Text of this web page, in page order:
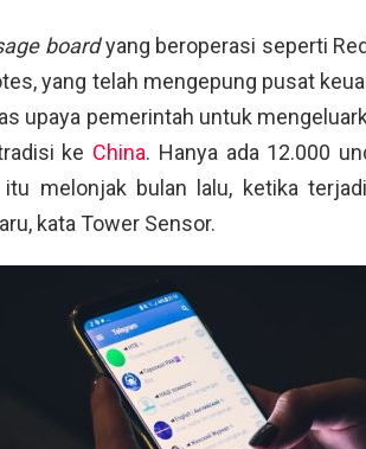
boardyang beroperasi seperti
yang telah mengepung pusat
upaya pemerintah untuk
ke China. Hanya ada 12.000
melonjak bulan lalu, ketika
kata Tower Sensor.